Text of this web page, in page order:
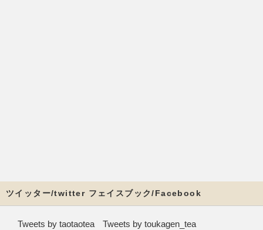
ツイッター/twitter フェイスブック/Facebook
Tweets by taotaotea Tweets by toukagen_tea